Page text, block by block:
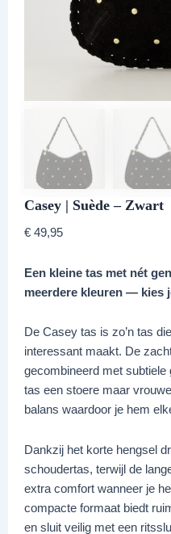
Casey | Suède – Zwart
€ 49,95
Een kleine tas met nét
meerdere kleuren — kies
De Casey tas is zo’n tas
interessant maakt. De
gecombineerd met
tas een stoere maar
balans waardoor je hem
Dankzij het korte hengsel
schoudertas, terwijl de
extra comfort wanneer je
compacte formaat biedt
en sluit veilig met een